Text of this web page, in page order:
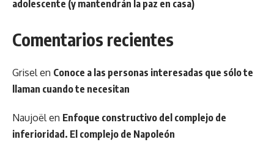
adolescente (y mantendrán la paz en casa)
Comentarios recientes
Griselen Conoce a las personas interesadas que sólo te
llaman cuando te necesitan
Naujoëlen Enfoque constructivo del complejo de
inferioridad. El complejo de Napoleón